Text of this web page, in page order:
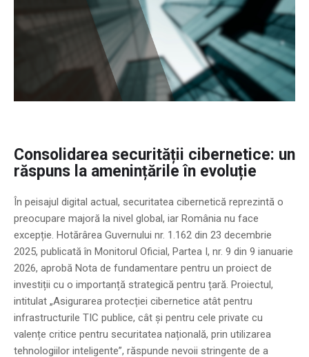
Consolidarea securității cibernetice: un
răspuns la amenințările în evoluție
În peisajul digital actual, securitatea cibernetică reprezintă o
preocupare majoră la nivel global, iar România nu face
excepție. Hotărârea Guvernului nr. 1.162 din 23 decembrie
2025, publicată în Monitorul Oficial, Partea I, nr. 9 din 9 ianuarie
2026, aprobă Nota de fundamentare pentru un proiect de
investiții cu o importanță strategică pentru țară. Proiectul,
intitulat „Asigurarea protecției cibernetice atât pentru
infrastructurile TIC publice, cât și pentru cele private cu
valențe critice pentru securitatea națională, prin utilizarea
tehnologiilor inteligente”, răspunde nevoii stringente de a